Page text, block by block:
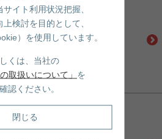
ーリックレジデンス茗荷谷
内線「茗荷谷」駅 徒歩7分
町線「江戸川橋」駅 徒歩15分
内線「後楽園」駅 徒歩20分
:
1LDK
面積:- / 13.02坪
面積:- / -
/礼金:
1ヶ月/1ヶ月
ミール久堅
サイト利用状況把握、
検討を目的として、
）を使用しています。
くは、当社の
取扱いについて」 を
認ください。
閉じる